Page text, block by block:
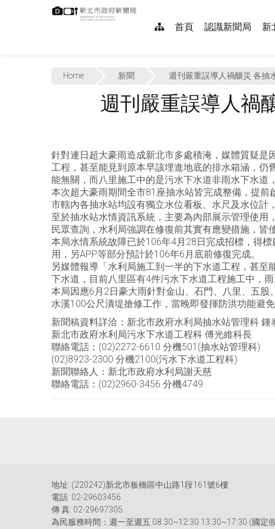
首頁 認識新聞局 新
Home 新聞 週刊嚴重誤導人禍釀災 各抽
週刊嚴重誤導人禍
針對連日超大豪雨造成新北市多處積淹，媒體質疑
工程，甚至能見到原本早該埋進地底的排水箱涵，
能無關，而八里施工中的是污水下水道非雨水下水道
本次超大豪雨期間全市81座抽水站皆完成整備，提
市轄內各抽水站均設有獨立水位看板、水尺及水位計
至於抽水站水情資訊系統，主要為內部展示管理使
民眾查詢，水利局強調在修復前其實有應變措施，皆
本局水情系統故障已於106年4月28日完成招標，得
用，另APP等部分預計於106年6月底前修復完成。
另媒體報導「水利局施工到一半的下水道工程，甚
下水道，目前八里區有4件污水下水道工程施工中，
本局因應6月2日豪大雨針對金山、石門、八里、五
水溪100公尺潰堤搶修工作，當晚即發揮防洪功能避
新聞稿資料詳洽：新北市政府水利局抽水站管理科 鍾
新北市政府水利局污水下水道工程科 傅光維科長
聯絡電話：(02)2272-6610 分機501(抽水站管理科)
(02)8923-2300 分機2100(污水下水道工程科)
新聞聯絡人：新北市政府水利局謝天慈
聯絡電話：(02)2960-3456 分機4749
地址: (220242)新北市板橋區中山路1段161號6樓
電話: 02-29603456
傳 真: 02-29697305
為民服務時間：週一至週五 08:30~12:30 13:30~17:30 (國定